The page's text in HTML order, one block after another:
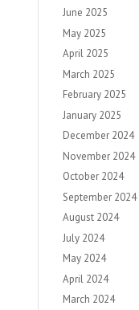
June 2025
May 2025
April 2025
March 2025
February 2025
January 2025
December 2024
November 2024
October 2024
September 2024
August 2024
July 2024
May 2024
April 2024
March 2024